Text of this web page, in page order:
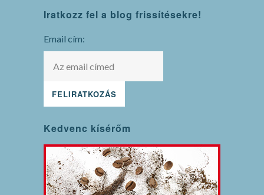
Iratkozz fel a blog frissítésekre!
Email cím:
Kedvenc kísérőm